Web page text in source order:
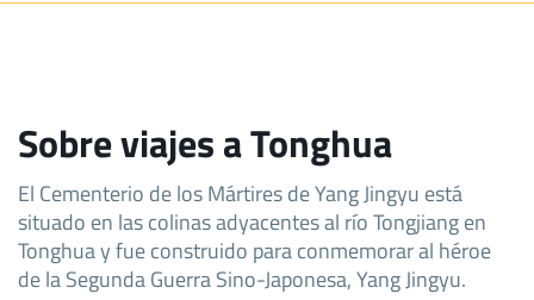
Sobre viajes a Tonghua
El Cementerio de los Mártires de Yang Jingyu está
situado en las colinas adyacentes al río Tongjiang en
Tonghua y fue construido para conmemorar al héroe
de la Segunda Guerra Sino-Japonesa, Yang Jingyu.